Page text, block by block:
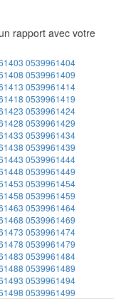
rapport avec votre
0539961404
0539961409
0539961414
0539961419
0539961424
0539961429
0539961434
0539961439
0539961444
0539961449
0539961454
0539961459
0539961464
0539961469
0539961474
0539961479
0539961484
0539961489
0539961494
0539961499